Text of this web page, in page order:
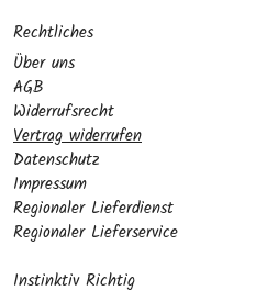
Rechtliches
Über uns
AGB
Widerrufsrecht
Vertrag widerrufen
Datenschutz
Impressum
Regionaler Lieferdienst
Regionaler Lieferservice
Instinktiv Richtig